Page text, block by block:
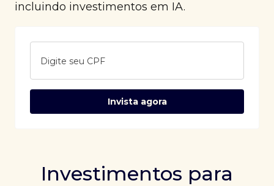
incluindo investimentos em IA.
Digite seu CPF
Invista agora
Investimentos para